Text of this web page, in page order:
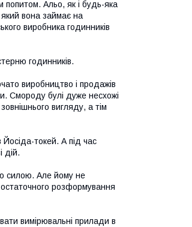
попитом. Альо, як і будь-яка
вона займає на
виробника годинників
годинників.
виробництво і продажів
Смороду булі дуже несхожі
вигляду, а тім
Йосіда-токей. А під час
дій.
силою. Але йому не
розформування
вимірювальні прилади в